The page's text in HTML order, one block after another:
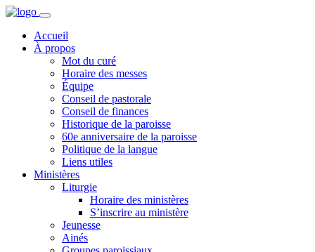
Accueil
À propos
Mot du curé
Horaire des messes
Équipe
Conseil de pastorale
Conseil de finances
Historique de la paroisse
60e anniversaire de la paroisse
Politique de la langue
Liens utiles
Ministères
Liturgie
Horaire des ministères
S’inscrire au ministère
Jeunesse
Ainés